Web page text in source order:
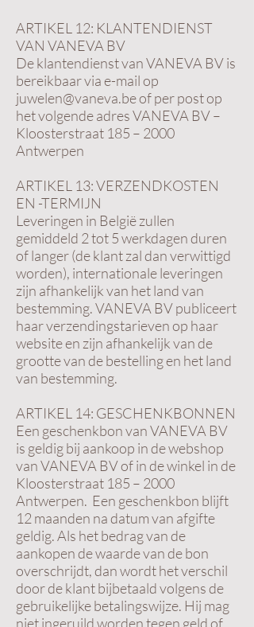
ARTIKEL 12: KLANTENDIENST
VAN VANEVA BV
De klantendienst van VANEVA BV is
bereikbaar via e-mail op
juwelen@vaneva.be of per post op
het volgende adres VANEVA BV –
Kloosterstraat 185 – 2000
Antwerpen
ARTIKEL 13: VERZENDKOSTEN
EN -TERMIJN
Leveringen in België zullen
gemiddeld 2 tot 5 werkdagen duren
of langer (de klant zal dan verwittigd
worden), internationale leveringen
zijn afhankelijk van het land van
bestemming. VANEVA BV publiceert
haar verzendingstarieven op haar
website en zijn afhankelijk van de
grootte van de bestelling en het land
van bestemming.
ARTIKEL 14: GESCHENKBONNEN
Een geschenkbon van VANEVA BV
is geldig bij aankoop in de webshop
van VANEVA BV of in de winkel in de
Kloosterstraat 185 – 2000
Antwerpen. Een geschenkbon blijft
12 maanden na datum van afgifte
geldig. Als het bedrag van de
aankopen de waarde van de bon
overschrijdt, dan wordt het verschil
door de klant bijbetaald volgens de
gebruikelijke betalingswijze. Hij mag
niet ingeruild worden tegen geld of